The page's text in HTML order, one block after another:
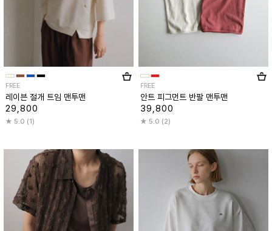
FREE
레이븐 절개 트임 맨투맨
29,800
5.0 (1)
FREE
안트 피그먼트 반팔 맨투맨
39,800
5.0 (2)